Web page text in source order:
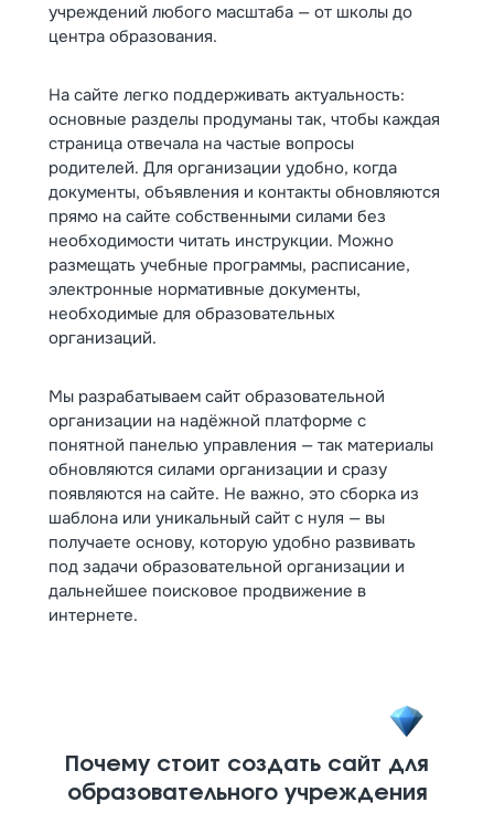
учреждений любого масштаба — от школы до
центра образования.
На сайте легко поддерживать актуальность:
основные разделы продуманы так, чтобы каждая
страница отвечала на частые вопросы
родителей. Для организации удобно, когда
документы, объявления и контакты обновляются
прямо на сайте собственными силами без
необходимости читать инструкции. Можно
размещать учебные программы, расписание,
электронные нормативные документы,
необходимые для образовательных
организаций.
Мы разрабатываем сайт образовательной
организации на надёжной платформе с
понятной панелью управления — так материалы
обновляются силами организации и сразу
появляются на сайте. Не важно, это сборка из
шаблона или уникальный сайт с нуля — вы
получаете основу, которую удобно развивать
под задачи образовательной организации и
дальнейшее поисковое продвижение в
интернете.
Почему стоит создать сайт для
образовательного учреждения